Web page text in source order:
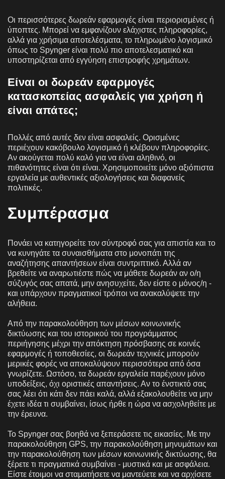
Οι περισσότερες δωρεάν εφαρμογές είναι περιορισμένες ή
ύποπτες. Μπορεί να εμφανίζουν ελάχιστες πληροφορίες,
αλλά για χρήσιμα αποτελέσματα, το πληρωμένο λογισμικό
όπως το Spynger είναι πολύ πιο αποτελεσματικό και
υποστηρίζεται από εγγύηση επιστροφής χρημάτων.
Είναι οι δωρεάν εφαρμογές
κατασκοπείας ασφαλείς για χρήση ή
είναι απάτες;
Πολλές από αυτές δεν είναι ασφαλείς. Ορισμένες
περιέχουν κακόβουλο λογισμικό ή κλέβουν πληροφορίες.
Αν ακούγεται πολύ καλό για να είναι αληθινό, οι
πιθανότητες είναι ότι είναι. Χρησιμοποιείτε μόνο αξιόπιστα
εργαλεία με αυθεντικές αξιολογήσεις και διαφανείς
πολιτικές.
Συμπέρασμα
Πονάει να κατηγορείτε τον σύντροφό σας για απιστία και το
να κυνηγάτε τα συναισθήματα στο μονοπάτι της
αναζήτησης απαντήσεων είναι συντριπτικό. Αλλά αν
βρεθείτε να αναρωτιέστε πώς να μάθετε δωρεάν αν ο/η
σύζυγός σας απατά, μην ανησυχείτε, δεν είστε ο μόνος/η -
και υπάρχουν πραγματικοί τρόποι να ανακαλύψετε την
αλήθεια.
Από την παρακολούθηση των μέσων κοινωνικής
δικτύωσης και του ιστορικού του προγράμματος
περιήγησης μέχρι την απόκτηση πρόσβασης σε κοινές
εφαρμογές ή τοποθεσίες, οι δωρεάν τεχνικές μπορούν
μερικές φορές να αποκαλύψουν περισσότερα από όσα
γνωρίζετε. Ωστόσο, τα δωρεάν εργαλεία παρέχουν μόνο
υποδείξεις, όχι οριστικές απαντήσεις. Αν το ένστικτό σας
σας λέει ότι κάτι δεν πάει καλά, αλλά εξακολουθείτε να μην
έχετε ιδέα τι συμβαίνει, ίσως ήρθε η ώρα να ασχοληθείτε με
την έρευνα.
Το Spynger σας βοηθά να ξεπεράσετε τις εικασίες. Με την
παρακολούθηση GPS, την παρακολούθηση μηνυμάτων και
την παρακολούθηση των μέσων κοινωνικής δικτύωσης, θα
ξέρετε τι πραγματικά συμβαίνει - μυστικά και με ασφάλεια.
Είστε έτοιμοι να σταματήσετε να μαντεύετε και να αρχίσετε